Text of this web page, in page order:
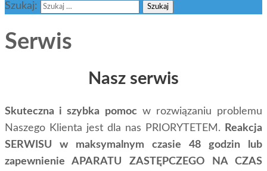
Szukaj:
Serwis
Nasz serwis
Skuteczna i szybka pomocw rozwiązaniu problemu
Naszego Klienta jest dla nas PRIORYTETEM.
Reakcja
SERWISU w maksymalnym czasie 48 godzin lub
zapewnienie APARATU ZASTĘPCZEGO NA CZAS